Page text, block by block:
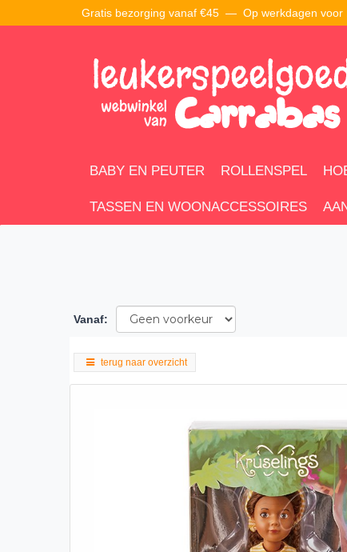
Gratis bezorging vanaf €45 — Op werkdagen
BABY EN PEUTER ROLLENSPEL
TASSEN EN WOONACCESSOIRES
Vanaf:
terug naar overzicht